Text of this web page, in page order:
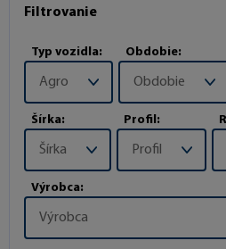
Filtrovanie
Typ vozidla:
Agro
Obdobie:
Obdobie
Šírka:
Šírka
Profil:
Profil
Výrobca:
Výrobca